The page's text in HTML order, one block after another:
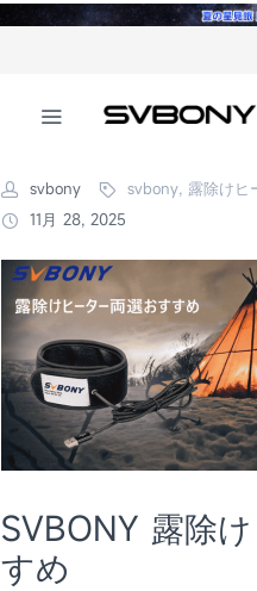
svbony
svbony, 露除けヒ
11月 28, 2025
SVBONY 露除
すめ